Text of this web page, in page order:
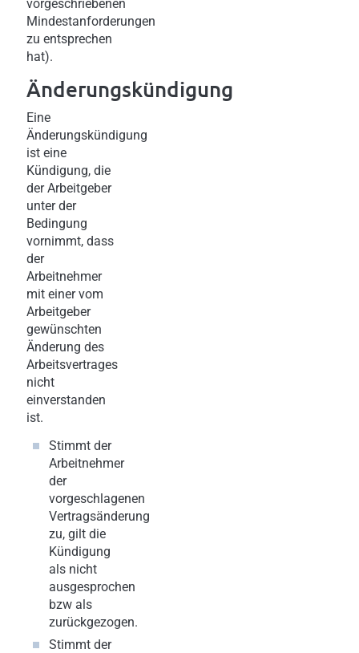
vorgeschriebenen
Mindestanforderungen
zu entsprechen
hat).
Änderungskündigung
Eine
Änderungskündigung
ist eine
Kündigung, die
der Arbeitgeber
unter der
Bedingung
vornimmt, dass
der
Arbeitnehmer
mit einer vom
Arbeitgeber
gewünschten
Änderung des
Arbeitsvertrages
nicht
einverstanden
ist.
Stimmt der
Arbeitnehmer
der
vorgeschlagenen
Vertragsänderung
zu, gilt die
Kündigung
als nicht
ausgesprochen
bzw als
zurückgezogen.
Stimmt der